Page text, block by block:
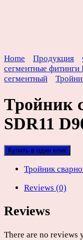
Home Продукция
сегментные
сегментный
Тройник
SDR11
Купить в один клик
Тройник
Reviews (0)
Reviews
There are no reviews